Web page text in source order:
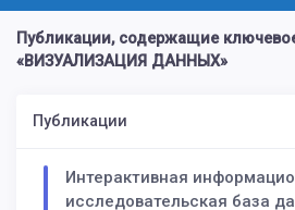
Публикации, содержащие
«ВИЗУАЛИЗАЦИЯ ДАННЫХ»
Публикации
Интерактивная
исследовательская база